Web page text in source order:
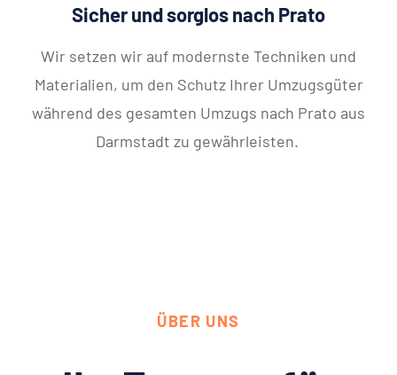
Sicher und sorglos nach Prato
Wir setzen wir auf modernste Techniken und
Materialien, um den Schutz Ihrer Umzugsgüter
während des gesamten Umzugs nach Prato aus
Darmstadt zu gewährleisten.
ÜBER UNS